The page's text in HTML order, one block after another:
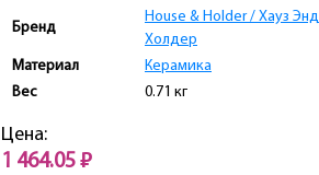
Бренд
House & Holder / Хауз Энд
Холдер
Материал
Керамика
Вес
0.71 кг
Цена:
1 464.05 ₽